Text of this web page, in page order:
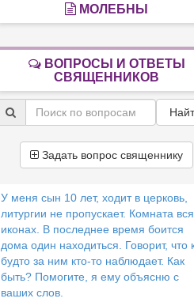
МОЛЕБНЫ
ВОПРОСЫ И ОТВЕТЫ
СВЯЩЕННИКОВ
Задать вопрос священнику
У меня сын 10 лет, ходит в церковь,
литургии не пропускает. Комната
иконах. В последнее время боится
дома один находиться. Говорит, что
будто за ним кто-то наблюдает. Как
быть? Помогите, я ему объясню с
ваших слов.